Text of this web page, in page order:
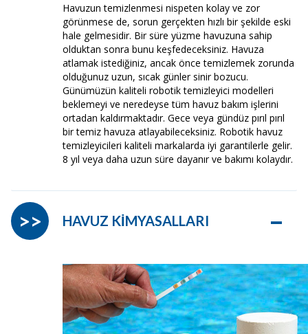
Havuzun temizlenmesi nispeten kolay ve zor
görünmese de, sorun gerçekten hızlı bir şekilde eski
hale gelmesidir. Bir süre yüzme havuzuna sahip
olduktan sonra bunu keşfedeceksiniz. Havuza
atlamak istediğiniz, ancak önce temizlemek zorunda
olduğunuz uzun, sıcak günler sinir bozucu.
Günümüzün kaliteli robotik temizleyici modelleri
beklemeyi ve neredeyse tüm havuz bakım işlerini
ortadan kaldırmaktadır. Gece veya gündüz pırıl pırıl
bir temiz havuza atlayabileceksiniz. Robotik havuz
temizleyicileri kaliteli markalarda iyi garantilerle gelir.
8 yıl veya daha uzun süre dayanır ve bakımı kolaydır.
HAVUZ KİMYASALLARI –
>>